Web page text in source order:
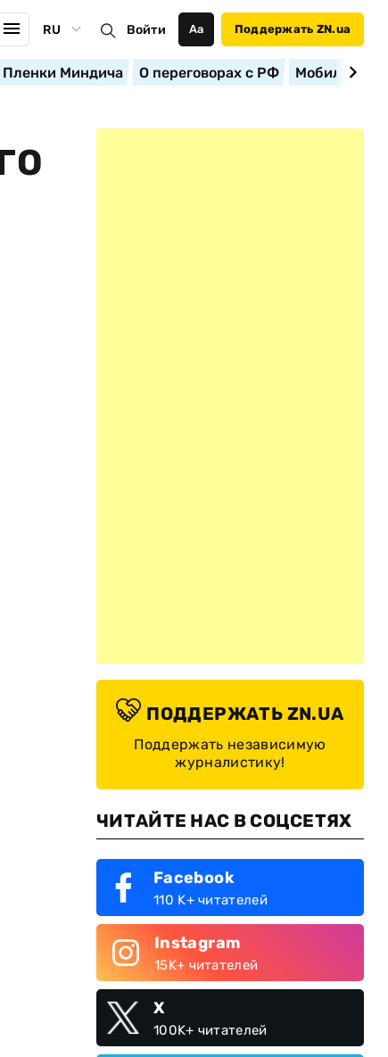
RU Войти Аа Поддержать ZN.ua
Пленки Миндича О переговорах с РФ
ПОДДЕРЖАТЬ ZN.UA
Поддержать независимую
журналистику!
ЧИТАЙТЕ НАС В СОЦСЕТЯХ
Facebook
110 K+ читателей
Instagram
15K+ читателей
X
100K+ читателей